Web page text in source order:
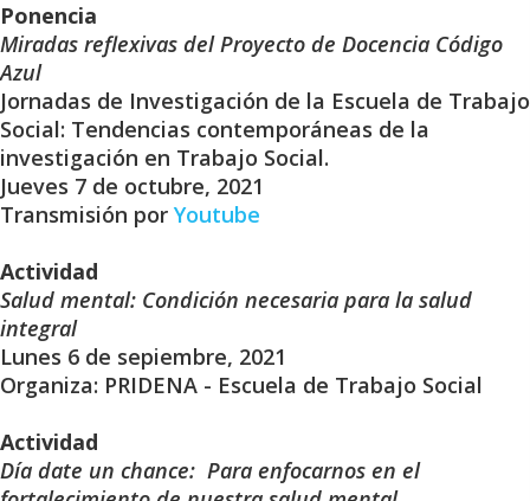
Ponencia
Miradas reflexivas del Proyecto de Docencia Código
Azul
Jornadas de Investigación de la Escuela de Trabajo
Social: Tendencias contemporáneas de la
investigación en Trabajo Social.
Jueves 7 de octubre, 2021
Transmisión por Youtube
Actividad
Salud mental: Condición necesaria para la salud
integral
Lunes 6 de sepiembre, 2021
Organiza: PRIDENA - Escuela de Trabajo Social
Actividad
Día date un chance: Para enfocarnos en el